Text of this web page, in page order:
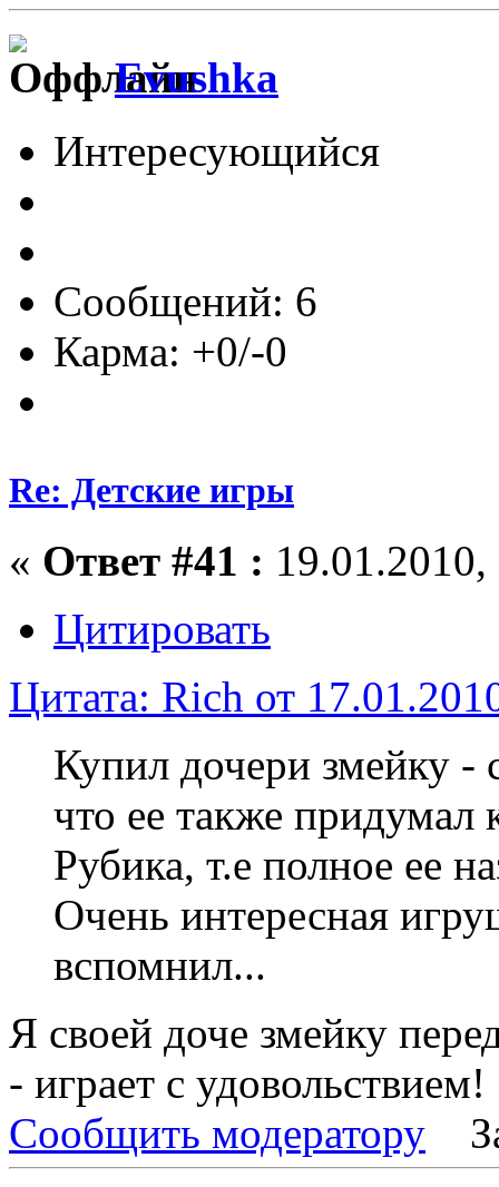
Evushka
Интересующийся
Сообщений: 6
Карма: +0/-0
Re: Детские игры
« Ответ #41 :
Цитировать
Цитата: Rich от
Купил дочери змейку -
что ее также придумал
Рубика, т.е полное ее
Очень интересная
вспомнил...
Я своей доче змейку
- играет с удовольствием!
Сообщить модератору